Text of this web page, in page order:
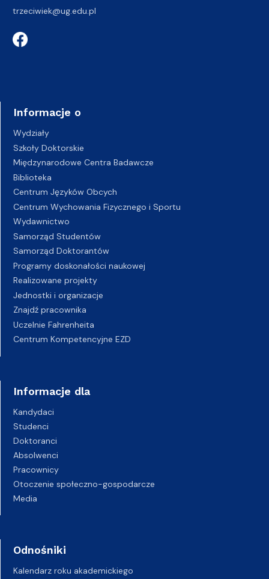
trzeciwiek@ug.edu.pl
Informacje o
Wydziały
Szkoły Doktorskie
Międzynarodowe Centra Badawcze
Biblioteka
Centrum Języków Obcych
Centrum Wychowania Fizycznego i Sportu
Wydawnictwo
Samorząd Studentów
Samorząd Doktorantów
Programy doskonałości naukowej
Realizowane projekty
Jednostki i organizacje
Znajdź pracownika
Uczelnie Fahrenheita
Centrum Kompetencyjne EZD
Informacje dla
Kandydaci
Studenci
Doktoranci
Absolwenci
Pracownicy
Otoczenie społeczno-gospodarcze
Media
Odnośniki
Kalendarz roku akademickiego